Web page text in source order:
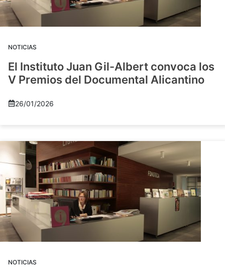
NOTICIAS
El Instituto Juan Gil-Albert convoca los
V Premios del Documental Alicantino
26/01/2026
NOTICIAS